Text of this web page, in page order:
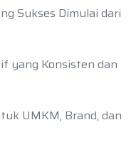
Sukses Dimulai dari
yang Konsisten dan
UMKM, Brand, dan